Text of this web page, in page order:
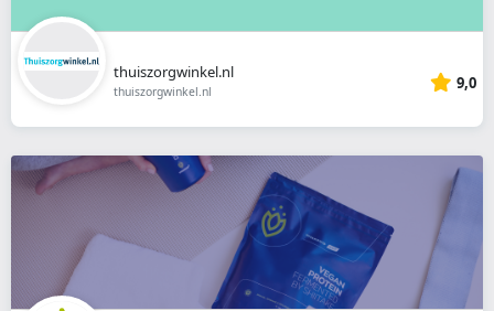
thuiszorgwinkel.nl
thuiszorgwinkel.nl 9,0